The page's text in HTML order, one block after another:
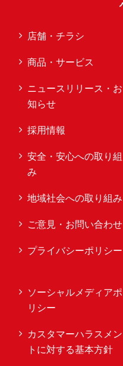
店舗・チラシ
商品・サービス
ニュースリリース・お
知らせ
採用情報
安全・安心への取り組
み
地域社会への取り組み
ご意見・お問い合わせ
プライバシーポリシー
ソーシャルメディアポ
リシー
カスタマーハラスメン
トに対する基本方針